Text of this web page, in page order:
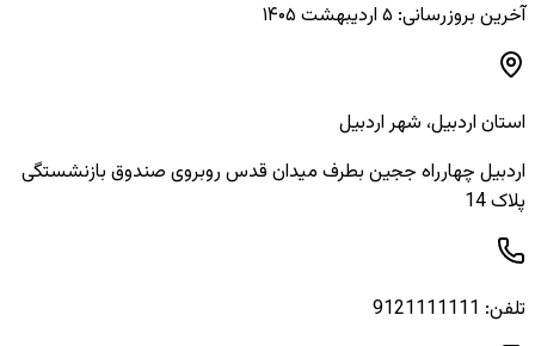
آخرین بروزرسانی: ۵ اردیبهشت ۱۴۰۵
استان اردبیل، شهراردبیل
اردبیل چهارراه ججین بطرف میدان قدس روبروی صندوق بازنشستگی
پلاک 14
تلفن: 9121111111